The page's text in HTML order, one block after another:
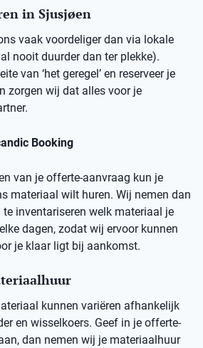
in Sjusjøen
vaak voordeliger dan via lokale
nooit duurder dan ter plekke).
van ‘het geregel’ en reserveer je
zorgen wij dat alles voor je
Booking
van je offerte-aanvraag kun je
materiaal wilt huren. Wij nemen dan
inventariseren welk materiaal je
dagen, zodat wij ervoor kunnen
je klaar ligt bij aankomst.
kunnen variëren afhankelijk
en wisselkoers. Geef in je offerte-
dan nemen wij je materiaalhuur